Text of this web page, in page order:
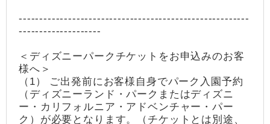
--------------------------------------------------------
--------------------
＜ディズニーパークチケットをお申込みのお客
様へ＞
（1） ご出発前にお客様自身でパーク入園予約
（ディズニーランド・パークまたはディズニ
ー・カリフォルニア・アドベンチャー・パー
ク）が必要となります。（チケットとは別途、